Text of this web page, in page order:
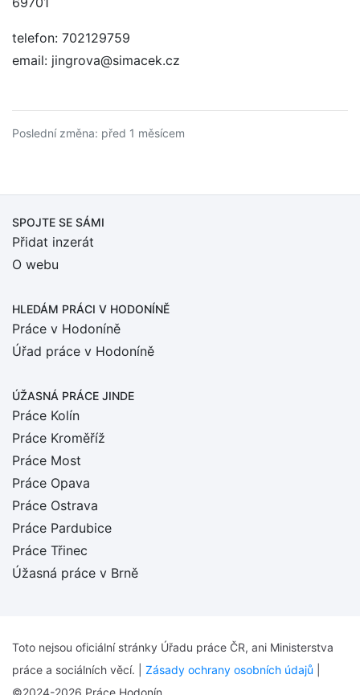
telefon: 702129759
email: jingrova@simacek.cz
Poslední změna: před 1 měsícem
SPOJTE SE SÁMI
Přidat inzerát
O webu
HLEDÁM PRÁCI V HODONÍNĚ
Práce v Hodoníně
Úřad práce v Hodoníně
ÚŽASNÁ PRÁCE JINDE
Práce Kolín
Práce Kroměříž
Práce Most
Práce Opava
Práce Ostrava
Práce Pardubice
Práce Třinec
Úžasná práce v Brně
Toto nejsou oficiální stránky Úřadu práce ČR, ani Ministerstva
práce a sociálních věcí. | Zásady ochrany osobních údajů
©2024-2026 Práce Hodonín